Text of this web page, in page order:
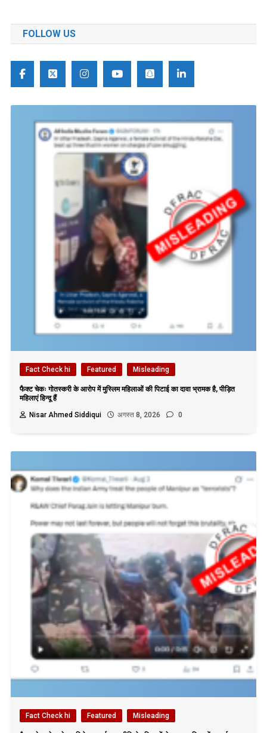
FOLLOW US
Fact Check hi Featured Misleading
फैक्ट चेकः गोतस्करी के आरोप में मुस्लिम महिलाओं की पिटाई का दावा भ्रामक है, पीड़ित
महिलाएं हिन्दू हैं
Nisar Ahmed Siddiqui
अगस्त 8, 2026 0
Fact Check hi Featured Misleading